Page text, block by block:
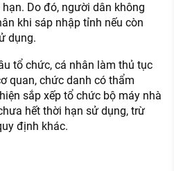
Do đó, người dân không
khi sáp nhập tỉnh nếu còn
dụng.
tổ chức, cá nhân làm thủ tục
quan, chức danh có thẩm
sắp xếp tổ chức bộ máy nhà
hết thời hạn sử dụng, trừ
định khác.